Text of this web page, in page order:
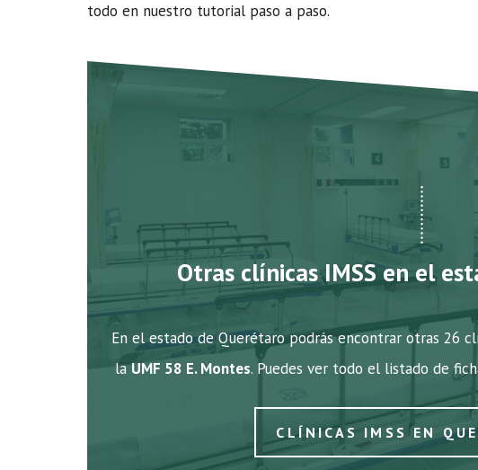
todo en nuestro tutorial paso a paso.
Otras clínicas IMSS en el
En el estado de Querétaro podrás encontrar otras 26
laUMF 58 E. Montes. Puedes ver todo el listado de
CLÍNICAS IMSS EN